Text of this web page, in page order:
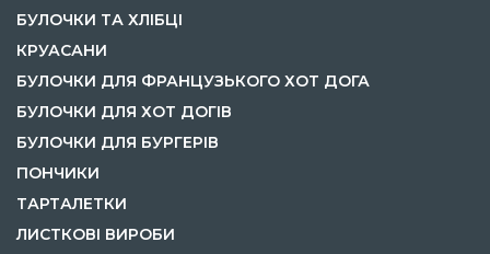
БУЛОЧКИ ТА ХЛІБЦІ
КРУАСАНИ
БУЛОЧКИ ДЛЯ ФРАНЦУЗЬКОГО ХОТ ДОГА
БУЛОЧКИ ДЛЯ ХОТ ДОГІВ
БУЛОЧКИ ДЛЯ БУРГЕРІВ
ПОНЧИКИ
ТАРТАЛЕТКИ
ЛИСТКОВІ ВИРОБИ